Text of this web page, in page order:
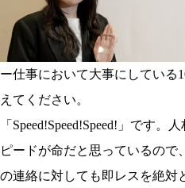
ー仕事において大事にしている
えてください。
「Speed!Speed!Speed!」です。
ピードが命だと思っているので
の連絡に対しても即レスを絶対